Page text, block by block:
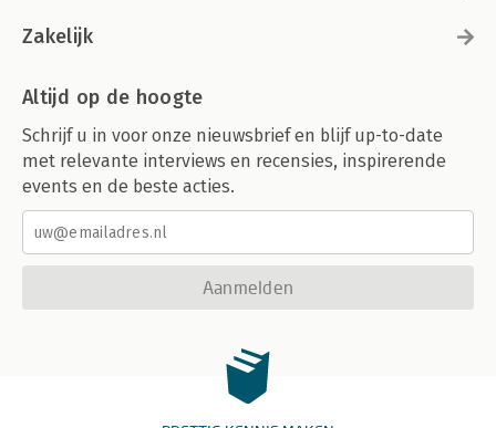
Zakelijk
Altijd op de hoogte
Schrijf u in voor onze nieuwsbrief en blijf up-to-date
met relevante interviews en recensies, inspirerende
events en de beste acties.
Aanmelden